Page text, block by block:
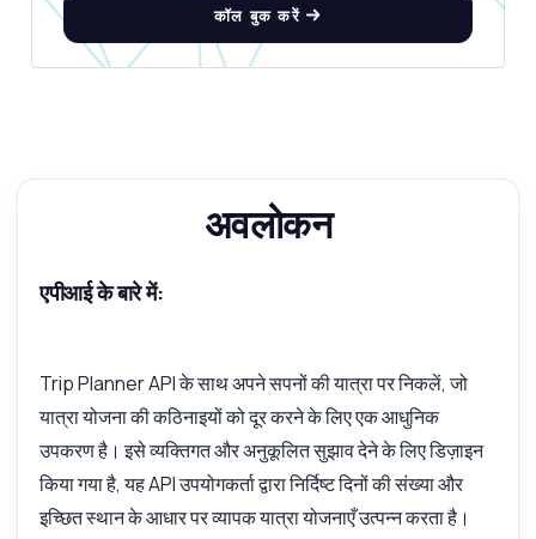
कॉल बुक करें
अवलोकन
एपीआई के बारे में:
Trip Planner API के साथ अपने सपनों की यात्रा पर निकलें, जो
यात्रा योजना की कठिनाइयों को दूर करने के लिए एक आधुनिक
उपकरण है। इसे व्यक्तिगत और अनुकूलित सुझाव देने के लिए डिज़ाइन
किया गया है, यह API उपयोगकर्ता द्वारा निर्दिष्ट दिनों की संख्या और
इच्छित स्थान के आधार पर व्यापक यात्रा योजनाएँ उत्पन्न करता है।